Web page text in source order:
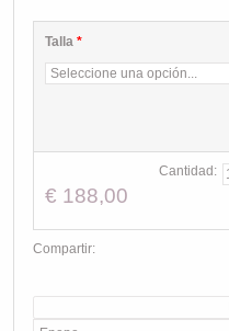
Talla *
€ 188,00
Cantidad:
Compartir: